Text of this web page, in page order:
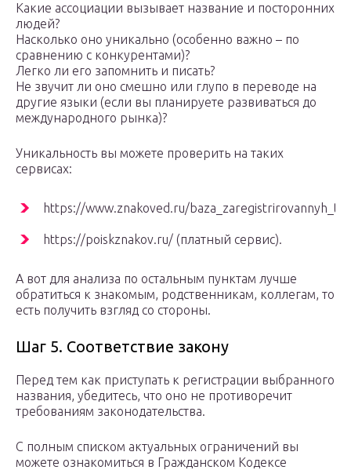
Какие ассоциации вызывает название и посторонних
людей?
Насколько оно уникально (особенно важно – по
сравнению с конкурентами)?
Легко ли его запомнить и писать?
Не звучит ли оно смешно или глупо в переводе на
другие языки (если вы планируете развиваться до
международного рынка)?
Уникальность вы можете проверить на таких
сервисах:
https://www.znakoved.ru/
https://poiskznakov.ru/ (платный сервис).
А вот для анализа по остальным пунктам лучше
обратиться к знакомым, родственникам, коллегам, то
есть получить взгляд со стороны.
Шаг 5. Соответствие закону
Перед тем как приступать к регистрации выбранного
названия, убедитесь, что оно не противоречит
требованиям законодательства.
С полным списком актуальных ограничений вы
можете ознакомиться в Гражданском Кодексе